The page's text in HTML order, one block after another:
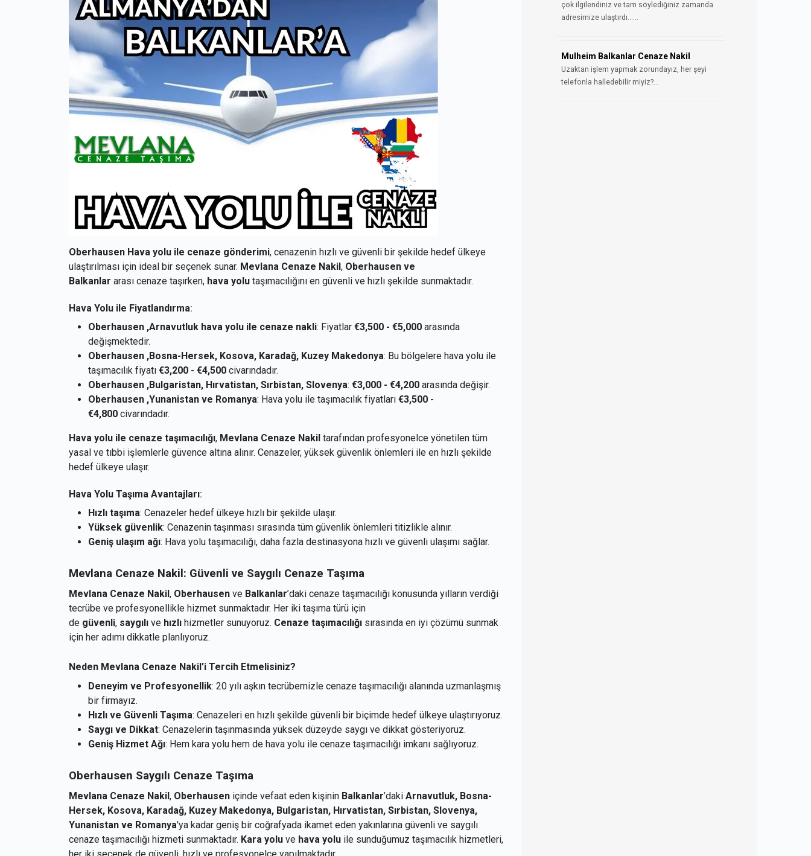
Oberhausen Hava yolu ile cenaze gönderimi, cenazenin hızlı ve güvenli bir şekilde hedef ülkeye
ulaştırılması için ideal bir seçenek sunar. Mevlana Cenaze Nakil, Oberhausen ve
Balkanlar arası cenaze taşırken, hava yolu taşımacılığını en güvenli ve hızlı şekilde sunmaktadır.
Hava Yolu ile Fiyatlandırma:
Oberhausen ,Arnavutluk hava yolu ile cenaze nakli: Fiyatlar €3,500 - €5,000 arasında
değişmektedir.
Oberhausen ,Bosna-Hersek, Kosova, Karadağ, Kuzey Makedonya: Bu bölgelere hava yolu ile
taşımacılık fiyatı €3,200 - €4,500 civarındadır.
Oberhausen ,Bulgaristan, Hırvatistan, Sırbistan, Slovenya: €3,000 - €4,200 arasında değişir.
Oberhausen ,Yunanistan ve Romanya: Hava yolu ile taşımacılık fiyatları €3,500 -
€4,800 civarındadır.
Hava yolu ile cenaze taşımacılığı, Mevlana Cenaze Nakil tarafından profesyonelce yönetilen tüm
yasal ve tıbbi işlemlerle güvence altına alınır. Cenazeler, yüksek güvenlik önlemleri ile en hızlı şekilde
hedef ülkeye ulaşır.
Hava Yolu Taşıma Avantajları:
Hızlı taşıma: Cenazeler hedef ülkeye hızlı bir şekilde ulaşır.
Yüksek güvenlik: Cenazenin taşınması sırasında tüm güvenlik önlemleri titizlikle alınır.
Geniş ulaşım ağı: Hava yolu taşımacılığı, daha fazla destinasyona hızlı ve güvenli ulaşımı sağlar.
Mevlana Cenaze Nakil: Güvenli ve Saygılı Cenaze Taşıma
Mevlana Cenaze Nakil, Oberhausen ve Balkanlar’daki cenaze taşımacılığı konusunda yılların verdiği
tecrübe ve profesyonellikle hizmet sunmaktadır. Her iki taşıma türü için
de güvenli, saygılı ve hızlı hizmetler sunuyoruz. Cenaze taşımacılığı sırasında en iyi çözümü sunmak
için her adımı dikkatle planlıyoruz.
Neden Mevlana Cenaze Nakil’i Tercih Etmelisiniz?
Deneyim ve Profesyonellik: 20 yılı aşkın tecrübemizle cenaze taşımacılığı alanında uzmanlaşmış
bir firmayız.
Hızlı ve Güvenli Taşıma: Cenazeleri en hızlı şekilde güvenli bir biçimde hedef ülkeye ulaştırıyoruz.
Saygı ve Dikkat: Cenazelerin taşınmasında yüksek düzeyde saygı ve dikkat gösteriyoruz.
Geniş Hizmet Ağı: Hem kara yolu hem de hava yolu ile cenaze taşımacılığı imkanı sağlıyoruz.
Oberhausen Saygılı Cenaze Taşıma
Mevlana Cenaze Nakil, Oberhausen içinde vefaat eden kişinin Balkanlar’daki Arnavutluk, Bosna-
Hersek, Kosova, Karadağ, Kuzey Makedonya, Bulgaristan, Hırvatistan, Sırbistan, Slovenya,
Yunanistan ve Romanya'ya kadar geniş bir coğrafyada ikamet eden yakınlarına güvenli ve saygılı
cenaze taşımacılığı hizmeti sunmaktadır. Kara yolu ve hava yolu ile sunduğumuz taşımacılık hizmetleri,
çok ilgilendiniz ve tam söylediğiniz zamanda
adresimize ulaştırdı......
Mulheim Balkanlar Cenaze Nakil
Uzaktan işlem yapmak zorundayız, her şeyi
telefonla halledebilir miyiz?...